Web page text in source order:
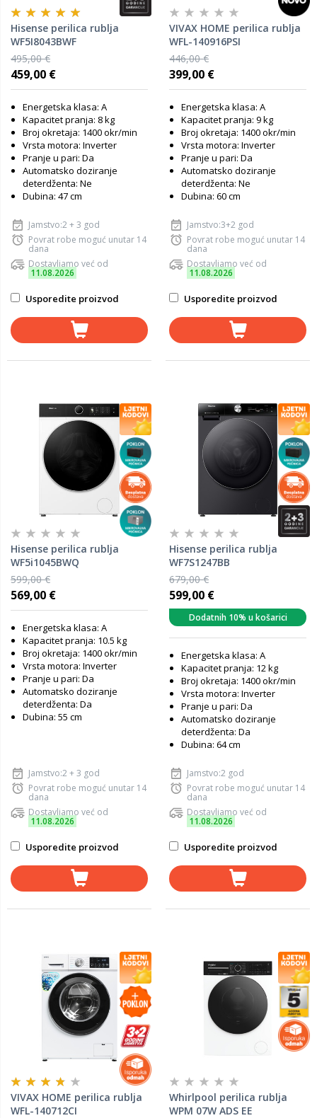
Hisense perilica rublja
WF5I8043BWF
495,00 €
459,00 €
Energetska klasa: A
Kapacitet pranja: 8 kg
Broj okretaja: 1400 okr/min
Vrsta motora: Inverter
Pranje u pari: Da
Automatsko doziranje
deterdženta: Ne
Dubina: 47 cm
Jamstvo:2 + 3 god
Povrat robe moguć unutar 14
dana
Dostavljamo već od
11.08.2026
Usporedite proizvod
VIVAX HOME perilica rublja
WFL-140916PSI
446,00 €
399,00 €
Energetska klasa: A
Kapacitet pranja: 9 kg
Broj okretaja: 1400 okr/min
Vrsta motora: Inverter
Pranje u pari: Da
Automatsko doziranje
deterdženta: Ne
Dubina: 60 cm
Jamstvo:3+2 god
Povrat robe moguć unutar 14
dana
Dostavljamo već od
11.08.2026
Usporedite proizvod
Hisense perilica rublja
WF5i1045BWQ
599,00 €
569,00 €
Energetska klasa: A
Kapacitet pranja: 10.5 kg
Broj okretaja: 1400 okr/min
Vrsta motora: Inverter
Pranje u pari: Da
Automatsko doziranje
deterdženta: Da
Dubina: 55 cm
Jamstvo:2 + 3 god
Povrat robe moguć unutar 14
dana
Dostavljamo već od
11.08.2026
Usporedite proizvod
Hisense perilica rublja
WF7S1247BB
679,00 €
599,00 €
Dodatnih 10% u košarici
Energetska klasa: A
Kapacitet pranja: 12 kg
Broj okretaja: 1400 okr/min
Vrsta motora: Inverter
Pranje u pari: Da
Automatsko doziranje
deterdženta: Da
Dubina: 64 cm
Jamstvo:2 god
Povrat robe moguć unutar 14
dana
Dostavljamo već od
11.08.2026
Usporedite proizvod
VIVAX HOME perilica rublja
WFL-140712CI
Whirlpool perilica rublja
WPM 07W ADS EE